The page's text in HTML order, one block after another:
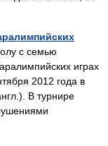
с семью
играх
2012 года в
В турнире